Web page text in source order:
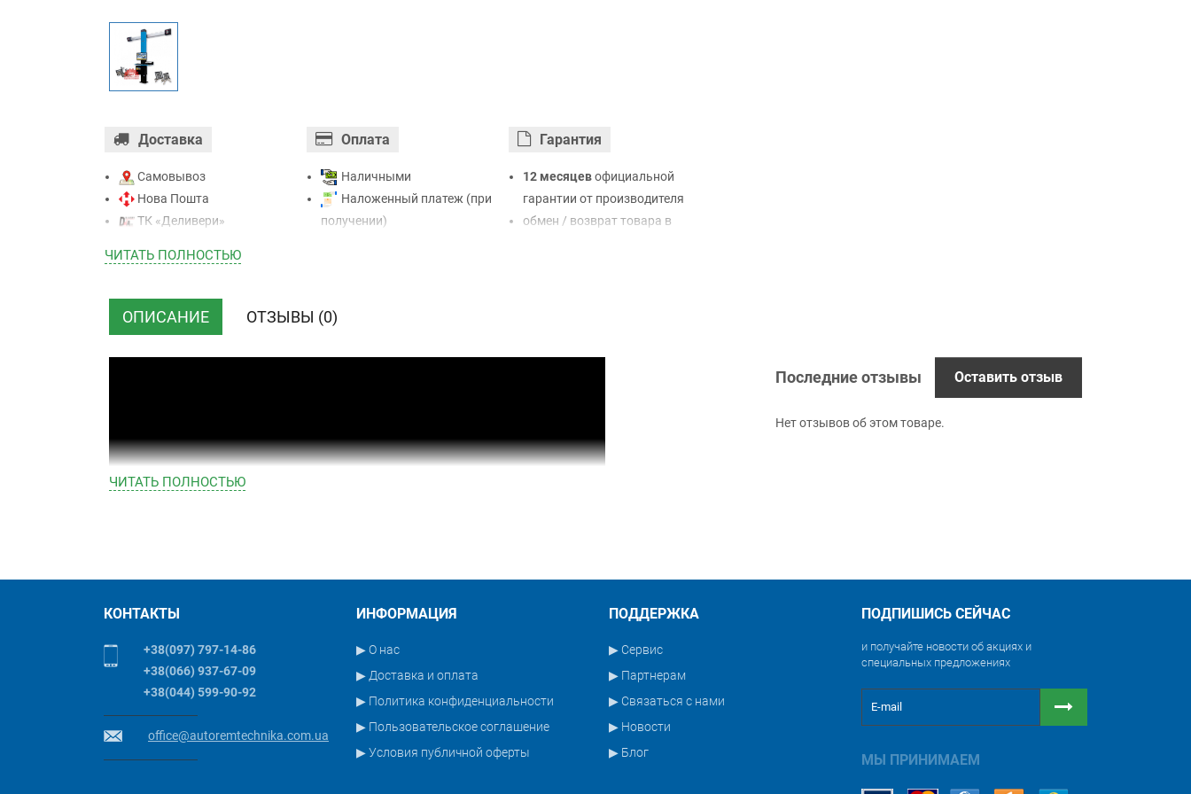
Доставка
Самовывоз
Нова Пошта
ТК «Деливери»
ТК “Justin”
ТК ”УкрПочта”
Оплата
Наличными
Наложенный платеж (при
получении)
Гарантия
12 месяцевофициальной
гарантии от производителя
обмен / возврат товара в
ЧИТАТЬ ПОЛНОСТЬЮ
ОПИСАНИЕ ОТЗЫВЫ (0)
Стенд развал-схождения 3D HPA C880
ЧИТАТЬ ПОЛНОСТЬЮ
Последние отзывы Оставить отзыв
Нет отзывов об этом товаре.
КОНТАКТЫ
+38(097) 797-14-86
+38(066) 937-67-09
+38(044) 599-90-92
office@autoremtechnika.com.ua
ИНФОРМАЦИЯ
▶ О нас
▶ Доставка и оплата
▶ Политика конфиденциальности
▶ Пользовательское соглашение
▶ Условия публичной оферты
ПОДДЕРЖКА
▶ Сервис
▶ Партнерам
▶ Связаться с нами
▶ Новости
▶ Блог
ПОДПИШИСЬ СЕЙЧАС
и получайте новости об акциях и
специальных предложениях
МЫ ПРИНИМАЕМ